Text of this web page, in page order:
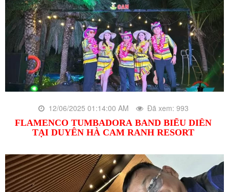
12/06/2025 01:14:00 AM Đã xem: 993
FLAMENCO TUMBADORA BAND BIỂU DIỄN
TẠI DUYÊN HÀ CAM RANH RESORT